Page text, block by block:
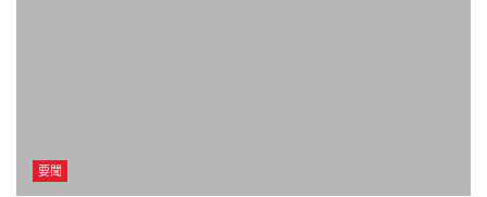
要聞